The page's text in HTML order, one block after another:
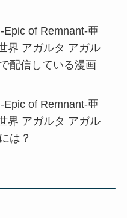
Epic of Remnant-亜
界 アガルタ アガル
配信している漫画
Epic of Remnant-亜
界 アガルタ アガル
は？